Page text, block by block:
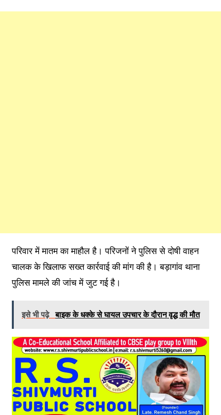
परिवार में मातम का माहौल है। परिजनों ने पुलिस से दोषी वाहन
चालक के खिलाफ सख्त कार्रवाई की मांग की है। बड़ागांव थाना
पुलिस मामले की जांच में जुट गई है।
इसे भी पढ़े बाइक के धक्के से घायल उपचार के दौरान वृद्ध की मौत